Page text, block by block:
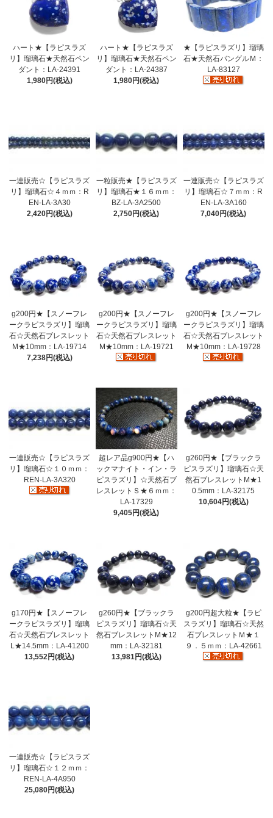
ハート★【ラピスラズ
リ】瑠璃石★天然石ペン
ダント：LA-24391
1,980円(税込)
ハート★【ラピスラズ
リ】瑠璃石★天然石ペン
ダント：LA-24387
1,980円(税込)
★【ラピスラズリ】瑠璃
石★天然石バングルＭ：
LA-83127
一連販売☆【ラピスラズ
リ】瑠璃石☆４ｍｍ：R
EN-LA-3A30
2,420円(税込)
一粒販売★【ラピスラズ
リ】瑠璃石★１６ｍｍ：
BZ-LA-3A2500
2,750円(税込)
一連販売☆【ラピスラズ
リ】瑠璃石☆７ｍｍ：R
EN-LA-3A160
7,040円(税込)
g200円★【スノーフレ
ークラピスラズリ】瑠璃
石☆天然石ブレスレット
M★10mm：LA-19714
7,238円(税込)
g200円★【スノーフレ
ークラピスラズリ】瑠璃
石☆天然石ブレスレット
M★10mm：LA-19721
g200円★【スノーフレ
ークラピスラズリ】瑠璃
石☆天然石ブレスレット
M★10mm：LA-19728
一連販売☆【ラピスラズ
リ】瑠璃石☆１０ｍｍ：
REN-LA-3A320
超レア品g900円★【ハ
ックマナイト・イン・ラ
ピスラズリ】☆天然石ブ
レスレットＳ★６ｍｍ：
LA-17329
9,405円(税込)
g260円★【ブラックラ
ピスラズリ】瑠璃石☆天
然石ブレスレットM★1
0.5mm：LA-32175
10,604円(税込)
g170円★【スノーフレ
ークラピスラズリ】瑠璃
石☆天然石ブレスレット
L★14.5mm：LA-41200
13,552円(税込)
g260円★【ブラックラ
ピスラズリ】瑠璃石☆天
然石ブレスレットM★12
mm：LA-32181
13,981円(税込)
g200円超大粒★【ラピ
スラズリ】瑠璃石☆天然
石ブレスレットＭ★１
９．５ｍｍ：LA-42661
一連販売☆【ラピスラズ
リ】瑠璃石☆１２ｍｍ：
REN-LA-4A950
25,080円(税込)